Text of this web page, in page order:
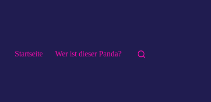
Startseite Wer ist dieser Panda?